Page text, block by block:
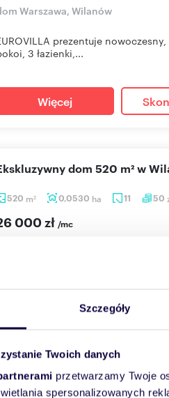
Szczegóły
Twoich danych
przetwarzamy Twoje
spersonalizowanych
Warszawa, Wilanów
prezentuje
3 łazienki,...
Więcej
520 m2 0,0530 ha 11 50
Ekskluzywny dom 520 m² w
000 zł /mc
EUROVILLA prezentuje dom o